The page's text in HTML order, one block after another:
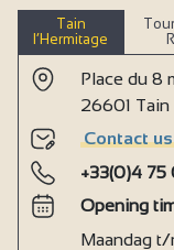
Tain
l’Hermitage
Place du 8
26601 Tain
Contact us
+33(0)4 75
Opening
Maandag t/